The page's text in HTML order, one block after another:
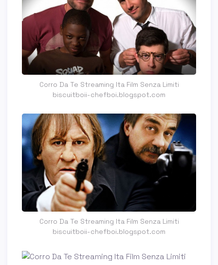
Corro Da Te Streaming Ita Film Senza Limiti
biscuitboii-chefboi.blogspot.com
Corro Da Te Streaming Ita Film Senza Limiti
biscuitboii-chefboi.blogspot.com